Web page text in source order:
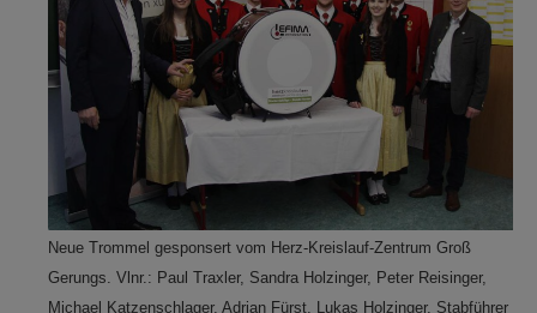
Neue Trommel gesponsert vom Herz-Kreislauf-Zentrum Groß
Gerungs. Vlnr.: Paul Traxler, Sandra Holzinger, Peter Reisinger,
Michael Katzenschlager, Adrian Fürst, Lukas Holzinger, Stabführer